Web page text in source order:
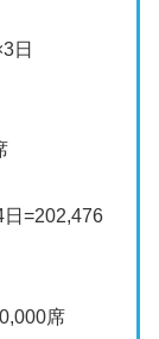
日
=202,476
席